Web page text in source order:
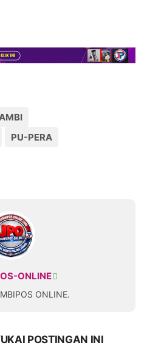
PU-PERA
ONLINE
ONLINE.
POSTINGAN INI